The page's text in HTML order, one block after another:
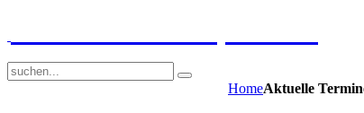
HomeAktuelle